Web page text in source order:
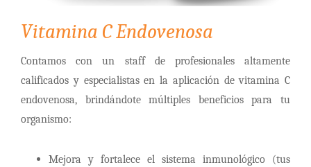
Vitamina C Endovenosa
Contamos con un staff de profesionales altamente
calificados y especialistas en la aplicación de vitamina C
endovenosa, brindándote múltiples beneficios para tu
organismo:
Mejora y fortalece el sistema inmunológico (tus